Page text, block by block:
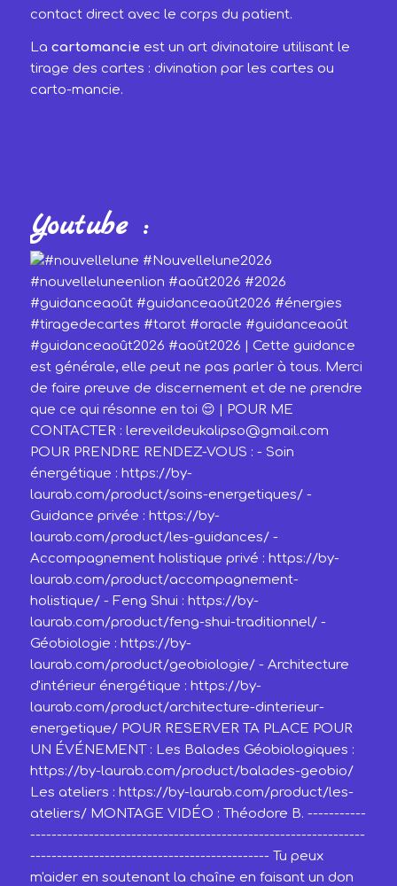
contact direct avec le corps du patient.
La cartomancie est un art divinatoire utilisant le
tirage des cartes : divination par les cartes ou
carto-mancie.
Youtube :